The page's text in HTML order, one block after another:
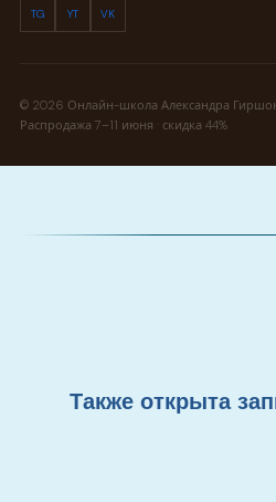
TG YT VK
© 2026 Онлайн-школа Александра
Распродажа 7–11 июня · скидка 44%
Также открыта